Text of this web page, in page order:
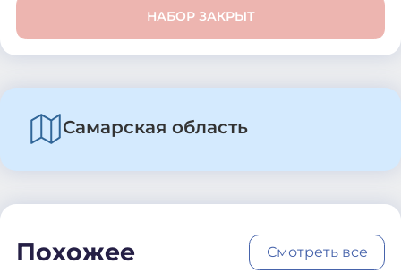
НАБОР ЗАКРЫТ
Самарская область
Похожее Смотреть все